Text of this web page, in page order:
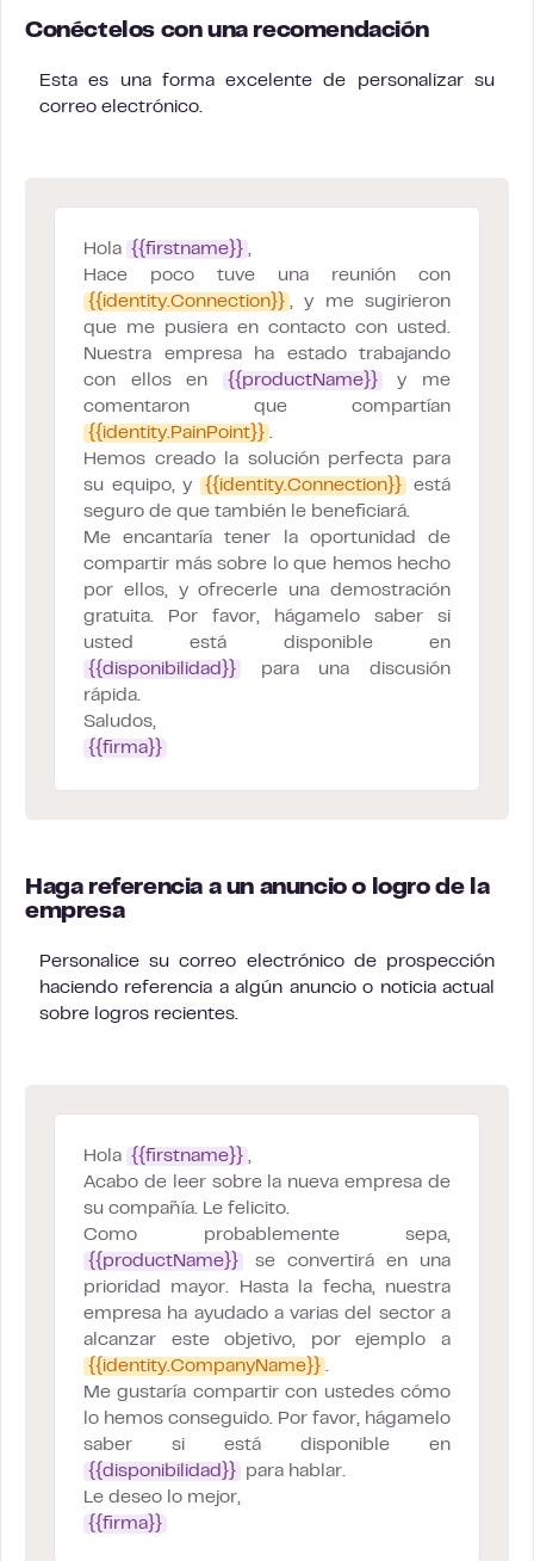
Conéctelos con una recomendación
Esta es una forma excelente de personalizar su
correo electrónico.
Hola {{firstname}} ,
Hace poco tuve una reunión con
{{identity.Connection}} , y me sugirieron
que me pusiera en contacto con usted.
Nuestra empresa ha estado trabajando
con ellos en
{{productName}}
y me
comentaron que compartían
{{identity.PainPoint}} .
Hemos creado la solución perfecta para
su equipo, y
{{identity.Connection}}
está
seguro de que también le beneficiará.
Me encantaría tener la oportunidad de
compartir más sobre lo que hemos hecho
por ellos, y ofrecerle una demostración
gratuita. Por favor, hágamelo saber si
usted está disponible en
{{disponibilidad}}
para una discusión
rápida.
Saludos,
{{firma}}
Haga referencia a un anuncio o logro de la
empresa
Personalice su correo electrónico de prospección
haciendo referencia a algún anuncio o noticia actual
sobre logros recientes.
Hola {{firstname}} ,
Acabo de leer sobre la nueva empresa de
su compañía. Le felicito.
Como probablemente sepa,
{{productName}}
se convertirá en una
prioridad mayor. Hasta la fecha, nuestra
empresa ha ayudado a varias del sector a
alcanzar este objetivo, por ejemplo a
{{identity.CompanyName}} .
Me gustaría compartir con ustedes cómo
lo hemos conseguido. Por favor, hágamelo
saber si está disponible en
{{disponibilidad}}
para hablar.
Le deseo lo mejor,
{{firma}}